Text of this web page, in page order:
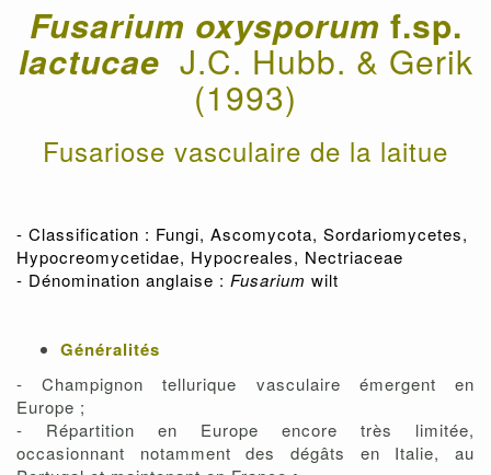
Fusarium oxysporum f.sp.
lactucae J.C. Hubb. & Gerik
(1993)
Fusariose vasculaire de la laitue
- Classification : Fungi, Ascomycota, Sordariomycetes,
Hypocreomycetidae, Hypocreales, Nectriaceae
- Dénomination anglaise : Fusarium wilt
Généralités
- Champignon tellurique vasculaire émergent en
Europe ;
- Répartition en Europe encore très limitée,
occasionnant notamment des dégâts en Italie, au